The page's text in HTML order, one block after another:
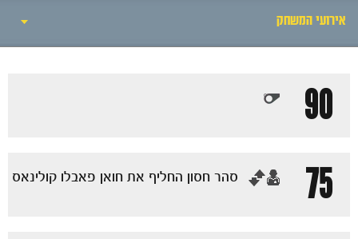
אירועי המשחק
סיקור המשחק
גלריה
90
75
‏סהר חסון החליף את חואן פאבלו קולינאס